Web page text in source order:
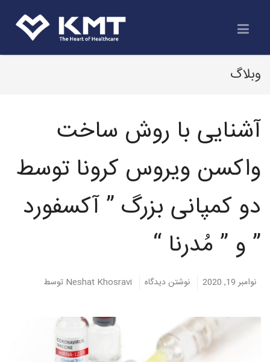
وبلاگ
آشنایی با روش ساخت
واکسن ویروس کرونا توسط
دو کمپانی بزرگ ” آکسفورد
” و ” مُدرنا “
Neshat Khosravi نوامبر 19, 2020 نوشتن دیدگاه